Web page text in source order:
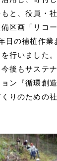
と、役員・
区画「リコ
⽬の補植作業
⾏いました。
後もサステ
ン『循環創
りのための